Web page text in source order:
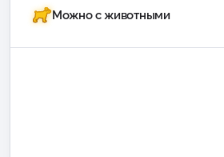
Можно с животными